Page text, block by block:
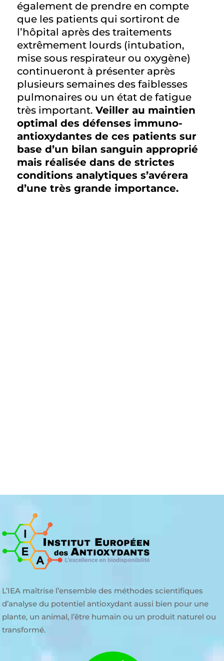
également de prendre en compte
que les patients qui sortiront de
l’hôpital après des traitements
extrêmement lourds (intubation,
mise sous respirateur ou oxygène)
continueront à présenter après
plusieurs semaines des faiblesses
pulmonaires ou un état de fatigue
très important. Veiller au maintien
optimal des défenses immuno-
antioxydantes de ces patients sur
base d’un bilan sanguin approprié
mais réalisée dans de strictes
conditions analytiques s’avérera
d’une très grande importance.
L’IEA maîtrise l’ensemble des méthodes scientifiques
d’analyse du potentiel antioxydant aussi bien pour une
plante, un animal, l’être humain ou un produit naturel ou
transformé.